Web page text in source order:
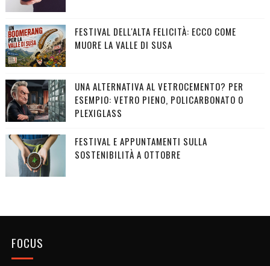
FESTIVAL DELL'ALTA FELICITÀ: ECCO COME
MUORE LA VALLE DI SUSA
UNA ALTERNATIVA AL VETROCEMENTO? PER
ESEMPIO: VETRO PIENO, POLICARBONATO O
PLEXIGLASS
FESTIVAL E APPUNTAMENTI SULLA
SOSTENIBILITÀ A OTTOBRE
FOCUS